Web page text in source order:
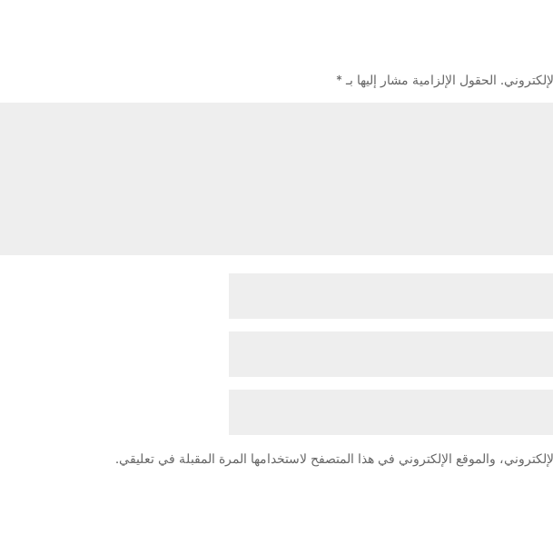
الحقول الإلزامية مشار إليها بـ *
والموقع الإلكتروني في هذا المتصفح لاستخدامها المرة المقبلة في تعليقي.